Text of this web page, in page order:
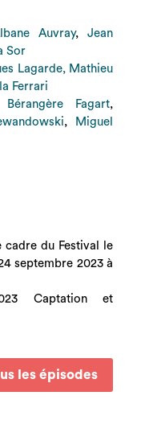
Auvray,Jean
Sor
Lagarde, Mathieu
Ferrari
Bérangère Fagart,
,
Miguel
cadre du Festival le
septembre 2023 à
Captation et
les épisodes